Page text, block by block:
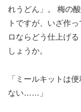
れうどん」。 梅の
トですが、いざ作
ロならどう仕上げ
しょうか。
「ミールキットは
ない……」